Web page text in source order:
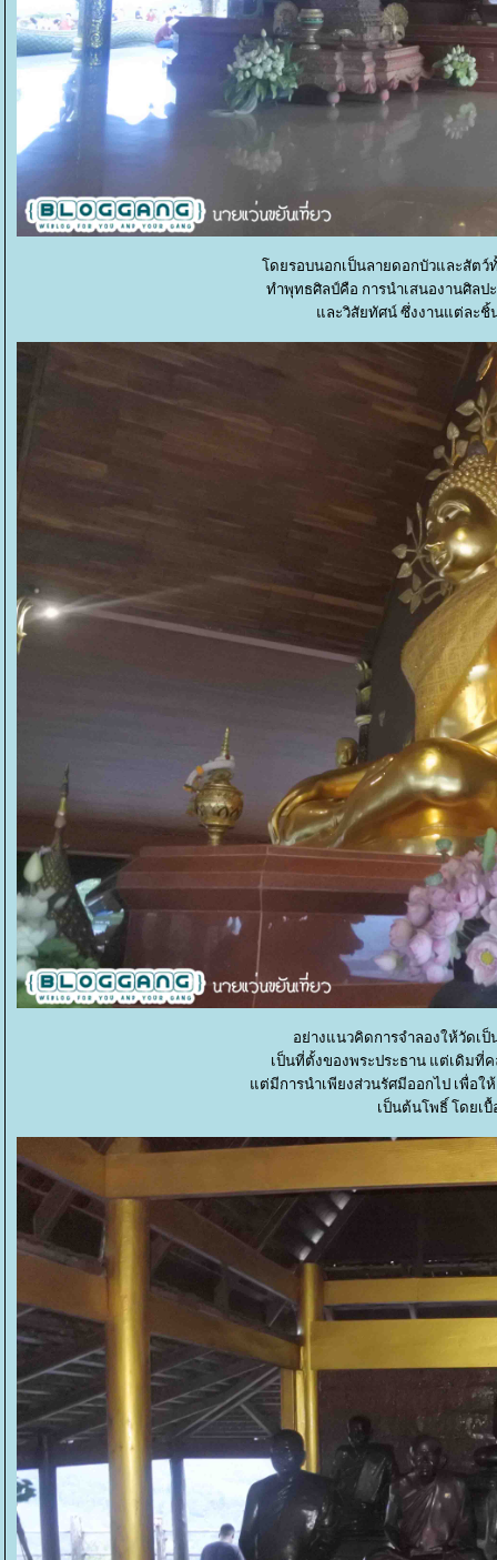
ดยรอบนอกเป็นลายดอกบัวและสัตว์
ทำพุทธศิลป์คือ การนำเสนองานศิลป
ละวิสัยทัศน์ ซึ่งงานแต่ละชิ้
อย่างแนวคิดการจำลองให้วัดเป็
เป็นที่ตั้งของพระประธาน แต่เดิม
ต่มีการนำเพียงส่วนรัศมีออกไป เพื่อ
เป็นต้นโพธิ์ โดยเ